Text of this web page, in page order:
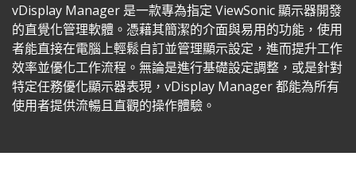
vDisplay Manager 是一款專為指定 ViewSonic 顯示器開發
的直覺化管理軟體。憑藉其簡潔的介面與易用的功能，使用
者能直接在電腦上輕鬆自訂並管理顯示設定，進而提升工作
效率並優化工作流程。無論是進行基礎設定調整，或是針對
特定任務優化顯示器表現，vDisplay Manager 都能為所有
使用者提供流暢且直觀的操作體驗。